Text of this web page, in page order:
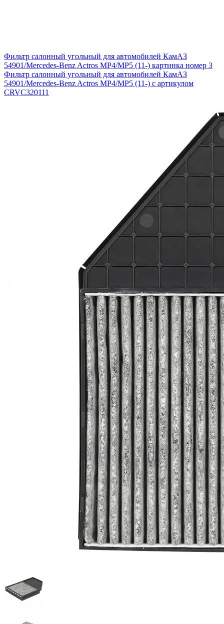
Фильтр салонный угольный для автомобилей КамАЗ
54901/Mercedes-Benz Actros MP4/MP5 (11-) картинка номер 3
Фильтр салонный угольный для автомобилей КамАЗ
54901/Mercedes-Benz Actros MP4/MP5 (11-) с артикулом
CRVC320111